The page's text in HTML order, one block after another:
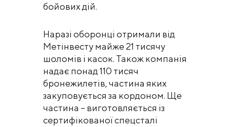
бойових дій.
Наразі оборонці отримали від
Метінвесту майже 21 тисячу
шоломів і касок. Також компанія
надає понад 110 тисяч
бронежилетів, частина яких
закуповується за кордоном. Ще
частина – виготовляється із
сертифікованої спецсталі